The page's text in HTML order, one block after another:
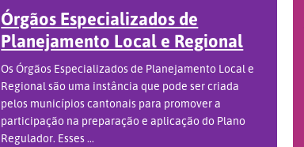
Órgãos Especializados de
Planejamento Local e Regional
Os Órgãos Especializados de Planejamento Local e
Regional são uma instância que pode ser criada
pelos municípios cantonais para promover a
participação na preparação e aplicação do Plano
Regulador. Esses ...